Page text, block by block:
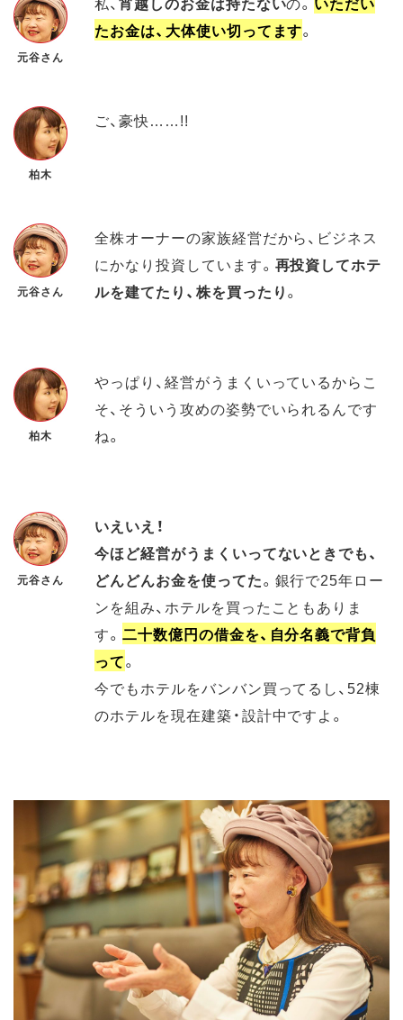
元谷さん
たお金は、大体使い切ってます。
柏木
ご、豪快……!!
元谷さん
全株オーナーの家族経営だから、ビジネス
にかなり投資しています。 再投資してホテ
ルを建てたり、株を買ったり。
柏木
やっぱり、経営がうまくいっているからこ
そ、そういう攻めの姿勢でいられるんです
ね。
元谷さん
いえいえ！
今ほど経営がうまくいってないときでも、
どんどんお金を使ってた。銀行で25年ロー
ンを組み、ホテルを買ったこともありま
す。 二十数億円の借金を、自分名義で背負
って。
今でもホテルをバンバン買ってるし、52棟
のホテルを現在建築・設計中ですよ。